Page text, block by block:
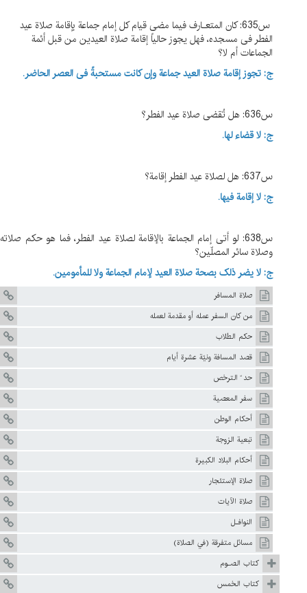
س635: کان المتعـارف فیما مضی قیام کل إمام جماعة بإقامة صلاة عید
الفطر فی مسجده، فهل یجوز حالیاً إقامة صلاة العیدین من قبل أئمة
الجماعات أم لا؟
ج: تجوز إقامة صلاة العید جماعة وإن کانت مستحبةً فی العصر الحاضر.
س636: هل تُقضی صلاة عید الفطر؟
ج: لا قضاء لها.
س637: هل لصلاة عید الفطر إقامة؟
ج: لا إقامة فیها.
س638: لو أتی إمام الجماعة بالإقامة لصلاة عید الفطر، فما هو حکم صلاته
وصلاة سائر المصلّین؟
ج: لا یضر ذلک بصحة صلاة العید لإمام الجماعة ولا للمأمومین.
صلاة المسافر
من كان السفر عمله أو مقدمة لعمله
حكم الطلاب
قصد المسافة ونيّة عشرة أيام
حد ّ الترخص
سفر المعصية
أحكام الوطن
تبعية الزوجة
أحكام البلاد الكبيرة
صلاة الإستئجار
صلاة الآيات
النوافـل
مسائل متفرقة (في الصلاة)
كتاب الصـوم
كتاب الخمس